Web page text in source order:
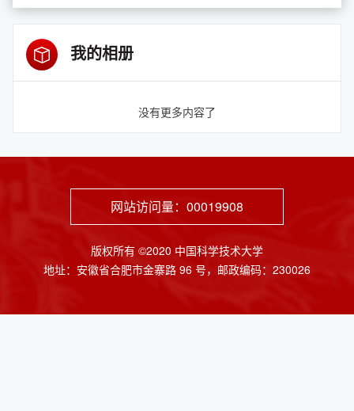
我的相册
没有更多内容了
网站访问量： 00019908
版权所有 ©2020 中国科学技术大学
地址：安徽省合肥市金寨路 96 号，邮政编码：230026